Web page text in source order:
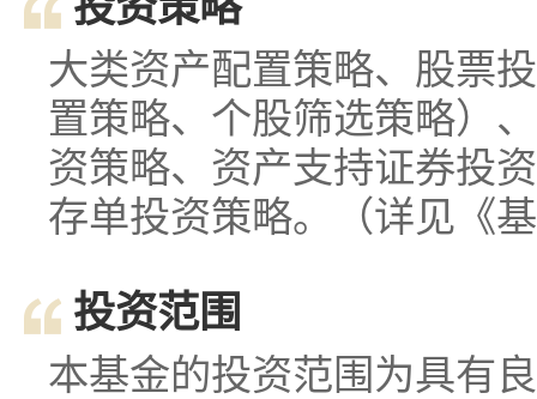
大类资产配置策略、股票
置策略、个股筛选策略）
资策略、资产支持证券投
存单投资策略。（详见《
投资范围
本基金的投资范围为具有